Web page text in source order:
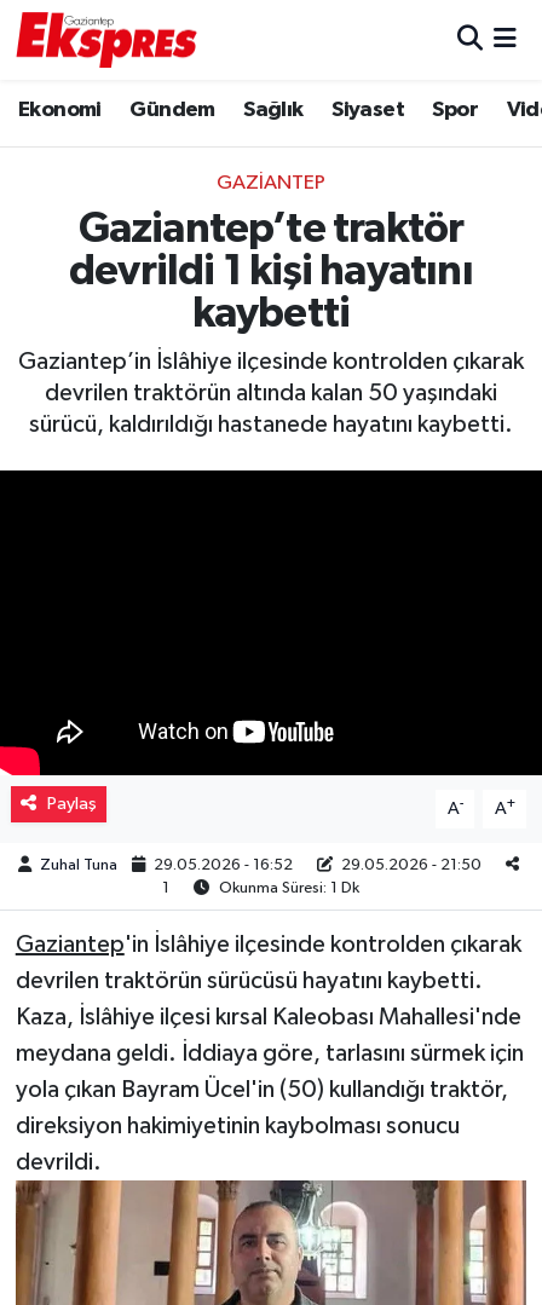
Ekonomi Gündem Sağlık Siyaset Spor
GAZIANTEP
Gaziantep’te traktör
devrildi 1 kişi hayatını
kaybetti
Gaziantep’in İslâhiye ilçesinde kontrolden çıkarak
devrilen traktörün altında kalan 50 yaşındaki
sürücü, kaldırıldığı hastanede hayatını kaybetti.
Paylaş A- A+
Zuhal Tuna 29.05.2026 - 16:52
29.05.2026 - 21:50
1
Okunma Süresi: 1 Dk
Gaziantep'in İslâhiye ilçesinde kontrolden çıkarak
devrilen traktörün sürücüsü hayatını kaybetti.
Kaza, İslâhiye ilçesi kırsal Kaleobası Mahallesi'nde
meydana geldi. İddiaya göre, tarlasını sürmek için
yola çıkan Bayram Ücel'in (50) kullandığı traktör,
direksiyon hakimiyetinin kaybolması sonucu
devrildi.
Ekonomi
Gaziantep son dakika
Genel
Haberler
Spor
Teknoloji
Türkiye
Video Haber
Yaşam
Yeme-İçme
Trafik Durumu
Puan Durumu ve Fikstür
Tüm Manşetler
Son Dakika Haberleri
Haber Arşivi